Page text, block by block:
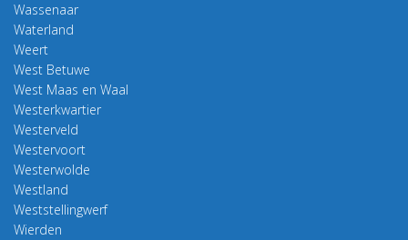
Wassenaar
Waterland
Weert
West Betuwe
West Maas en Waal
Westerkwartier
Westerveld
Westervoort
Westerwolde
Westland
Weststellingwerf
Wierden